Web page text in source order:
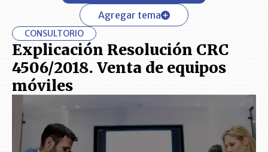
Agregar tema
CONSULTORIO
Explicación Resolución CRC
4506/2018. Venta de equipos
móviles